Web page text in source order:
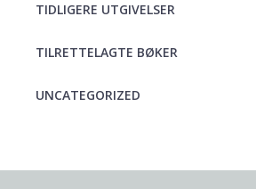
TIDLIGERE UTGIVELSER
TILRETTELAGTE BØKER
UNCATEGORIZED